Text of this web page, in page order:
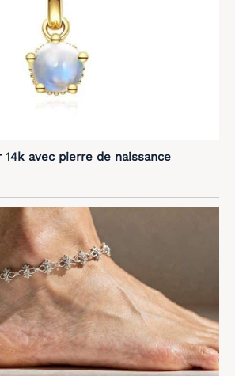
avec pierre de naissance